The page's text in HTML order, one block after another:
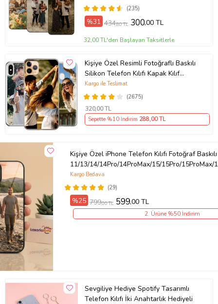
Örnek: Samsung Galaxy A8, Samsung Galaxy A8 2018, Samsung
Galaxy A8 Plus 2018, Xiaomi Mi 12T , Xiaomi Mi 12T Pro, Redmi 7A
kcm95587750
(235)
%31 434,80 TL 300,00 TL
32,00 TL'den Başlayan Taksitlerle
Kişiye Özel Resimli Fotoğraflı Baskılı
Silikon Telefon Kılıfı Kapak Kılıf
(Telefon Modelleri Açıklamada)
(2675)
Kargo ile Teslimat
320,00 TL
Sepette %10 İndirim 288,00 TL
Kişiye Özel iPhone Telefon Kılıfı Fotoğraf Baskılı
11/13/14/14Pro/14ProMax/15/15Pro/
(29)
Kargo Bedava
%25 799,00 TL 599,00 TL
2. Ürüne %50 İndirim
Sevgiliye Hediye Spotify Tasarımlı
Telefon Kılıfı İki Anahtarlık Hediyeli